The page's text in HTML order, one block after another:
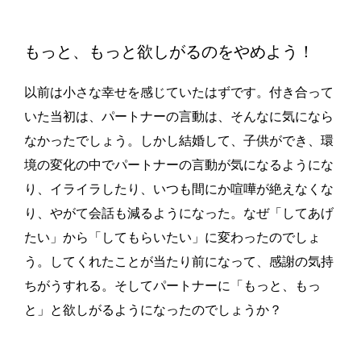
もっと、もっと欲しがるのをやめよう！
以前は小さな幸せを感じていたはずです。付き合って
いた当初は、パートナーの言動は、そんなに気になら
なかったでしょう。しかし結婚して、子供ができ、環
境の変化の中でパートナーの言動が気になるようにな
り、イライラしたり、いつも間にか喧嘩が絶えなくな
り、やがて会話も減るようになった。なぜ「してあげ
たい」から「してもらいたい」に変わったのでしょ
う。してくれたことが当たり前になって、感謝の気持
ちがうすれる。そしてパートナーに「もっと、もっ
と」と欲しがるようになったのでしょうか？